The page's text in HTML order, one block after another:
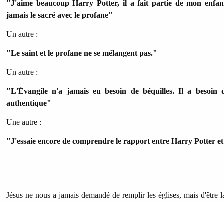
"J'aime beaucoup Harry Potter, il a fait partie de mon
jamais le sacré avec le profane"
Un autre :
"Le saint et le profane ne se mélangent pas."
Un autre :
"L'Évangile n'a jamais eu besoin de béquilles. Il a besoin
authentique"
Une autre :
"J'essaie encore de comprendre le rapport entre Harry Potter
Jésus ne nous a jamais demandé de remplir les églises, mais d'être